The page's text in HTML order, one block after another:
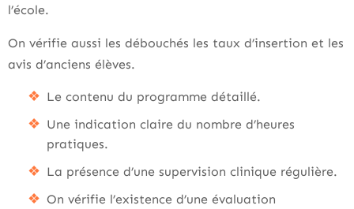
l’école.
On vérifie aussi les débouchés les taux d’insertion et les
avis d’anciens élèves.
Le contenu du programme détaillé.
Une indication claire du nombre d’heures
pratiques.
La présence d’une supervision clinique régulière.
On vérifie l’existence d’une évaluation